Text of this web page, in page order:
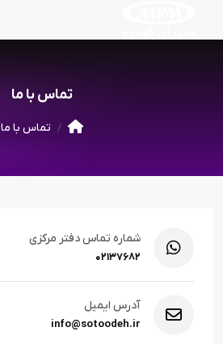
تماس با ما
تماس با ما
شماره تماس دفتر مرکزی
۰۲۱۳۷۶۸۲
آدرس ایمیل
info@sotoodeh.ir